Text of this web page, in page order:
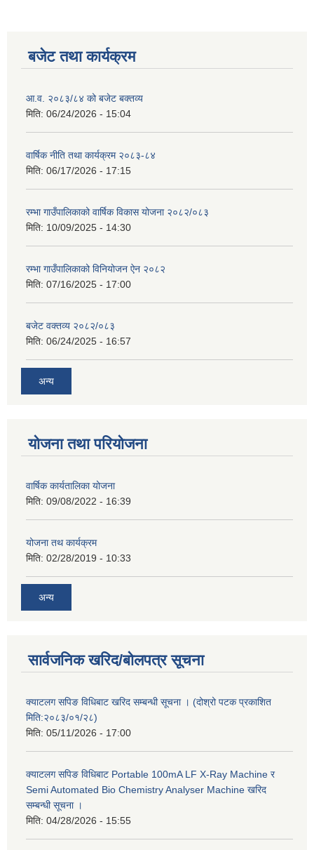
बजेट तथा कार्यक्रम
आ.व. २०८३/८४ को बजेट बक्तव्य
मिति: 06/24/2026 - 15:04
वार्षिक नीति तथा कार्यक्रम २०८३-८४
मिति: 06/17/2026 - 17:15
रम्भा गाउँपालिकाको वार्षिक विकास योजना २०८२/०८३
मिति: 10/09/2025 - 14:30
रम्भा गाउँपालिकाको विनियोजन ऐन २०८२
मिति: 07/16/2025 - 17:00
बजेट वक्तव्य २०८२/०८३
मिति: 06/24/2025 - 16:57
अन्य
योजना तथा परियोजना
वार्षिक कार्यतालिका योजना
मिति: 09/08/2022 - 16:39
योजना तथ कार्यक्रम
मिति: 02/28/2019 - 10:33
अन्य
सार्वजनिक खरिद/बोलपत्र सूचना
क्याटलग सपिङ विधिबाट खरिद सम्बन्धी सूचना । (दोश्रो पटक प्रकाशित
मिति:२०८३/०१/२८)
मिति: 05/11/2026 - 17:00
क्याटलग सपिङ विधिबाट Portable 100mA LF X-Ray Machine र
Semi Automated Bio Chemistry Analyser Machine खरिद
सम्बन्धी सूचना ।
मिति: 04/28/2026 - 15:55